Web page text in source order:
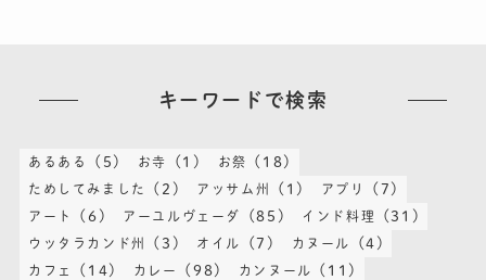
キーワードで検索
あるある (5) お寺 (1) お祭 (18)
ためしてみました (2) アッサム州 (1) アプリ (7)
アート (6) アーユルヴェーダ (85) インド料理 (31)
ウッタラカンド州 (3) オイル (7) カヌール (4)
カフェ (14) カレー (98) カンヌール (11)